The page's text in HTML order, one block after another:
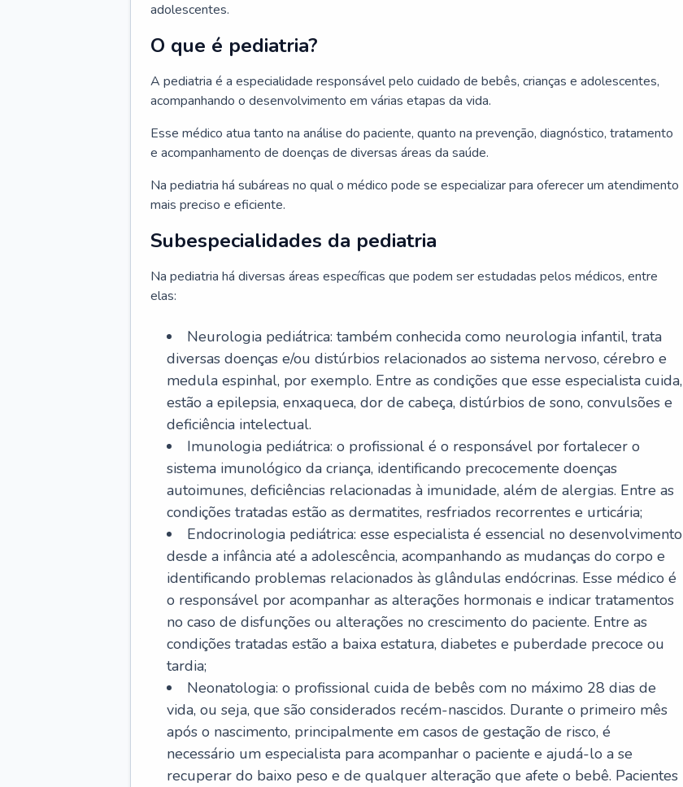
adolescentes.
O que é pediatria?
A pediatria é a especialidade responsável pelo cuidado de bebês, crianças e adolescentes,
acompanhando o desenvolvimento em várias etapas da vida.
Esse médico atua tanto na análise do paciente, quanto na prevenção, diagnóstico, tratamento
e acompanhamento de doenças de diversas áreas da saúde.
Na pediatria há subáreas no qual o médico pode se especializar para oferecer um atendimento
mais preciso e eficiente.
Subespecialidades da pediatria
Na pediatria há diversas áreas específicas que podem ser estudadas pelos médicos, entre
elas:
Neurologia pediátrica: também conhecida como neurologia infantil, trata
diversas doenças e/ou distúrbios relacionados ao sistema nervoso, cérebro e
medula espinhal, por exemplo. Entre as condições que esse especialista cuida,
estão a epilepsia, enxaqueca, dor de cabeça, distúrbios de sono, convulsões e
deficiência intelectual.
Imunologia pediátrica: o profissional é o responsável por fortalecer o
sistema imunológico da criança, identificando precocemente doenças
autoimunes, deficiências relacionadas à imunidade, além de alergias. Entre as
condições tratadas estão as dermatites, resfriados recorrentes e urticária;
Endocrinologia pediátrica: esse especialista é essencial no desenvolvimento
desde a infância até a adolescência, acompanhando as mudanças do corpo e
identificando problemas relacionados às glândulas endócrinas. Esse médico é
o responsável por acompanhar as alterações hormonais e indicar tratamentos
no caso de disfunções ou alterações no crescimento do paciente. Entre as
condições tratadas estão a baixa estatura, diabetes e puberdade precoce ou
tardia;
Neonatologia: o profissional cuida de bebês com no máximo 28 dias de
vida, ou seja, que são considerados recém-nascidos. Durante o primeiro mês
após o nascimento, principalmente em casos de gestação de risco, é
necessário um especialista para acompanhar o paciente e ajudá-lo a se
recuperar do baixo peso e de qualquer alteração que afete o bebê. Pacientes